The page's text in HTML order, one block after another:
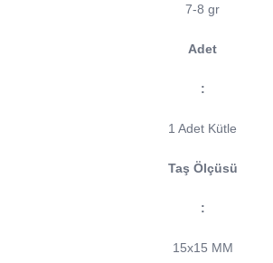
7-8 gr
Adet
:
1 Adet Kütle
Taş Ölçüsü
:
15x15 MM